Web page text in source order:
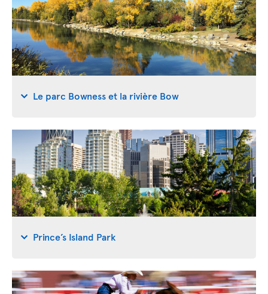
Le parc Bowness et la rivière Bow
Prince’s Island Park